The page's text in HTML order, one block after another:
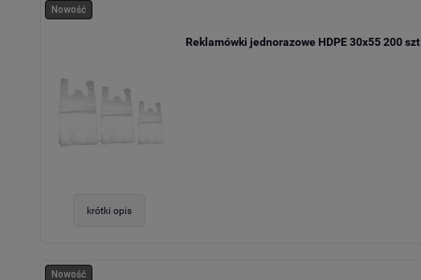
Reklamówki jednorazowe HDPE 30x55 200 szt
krótki opis
Nowość
Nowość